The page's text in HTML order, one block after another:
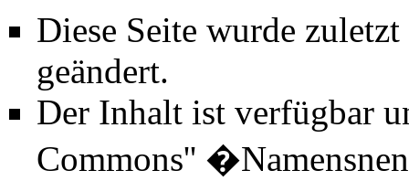
Diese Seite wurde
geändert.
Der Inhalt ist verfügbar
Commons''